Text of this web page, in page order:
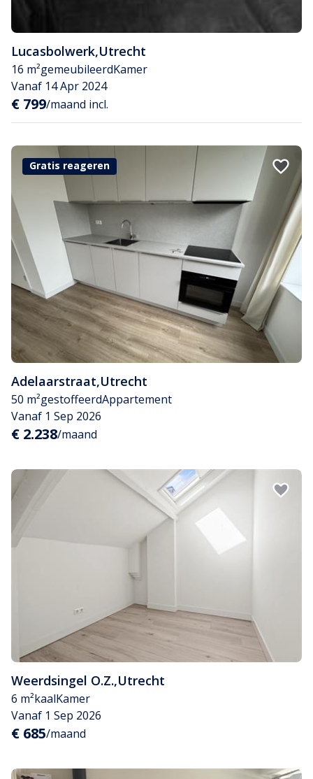
Lucasbolwerk,Utrecht
16 m²gemeubileerdKamer
Vanaf 14 Apr 2024
€ 799/maand incl.
Gratis reageren
Adelaarstraat,Utrecht
50 m²gestoffeerdAppartement
Vanaf 1 Sep 2026
€ 2.238/maand
Weerdsingel O.Z.,Utrecht
6 m²kaalKamer
Vanaf 1 Sep 2026
€ 685/maand